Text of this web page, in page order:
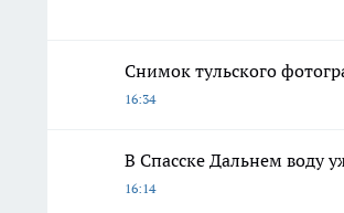
Снимок тульского
16:34
В Спасске Дальнем воду
16:14